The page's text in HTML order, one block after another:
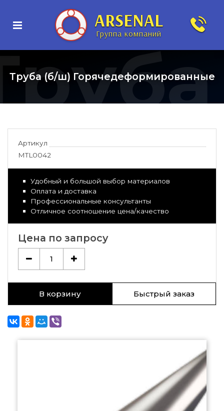
ARSENAL
Группа компаний
Труба (б/ш) Горячедеформированные
Артикул
MTL0042
Удобный и большой выбор материалов
Оплата и доставка
Профессиональные консультанты
Отличное соотношение цена/качество
Цена по запросу
1
В корзину Быстрый заказ